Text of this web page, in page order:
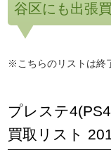
谷区にも出張買
※こちらのリストは終
プレステ
買取リスト